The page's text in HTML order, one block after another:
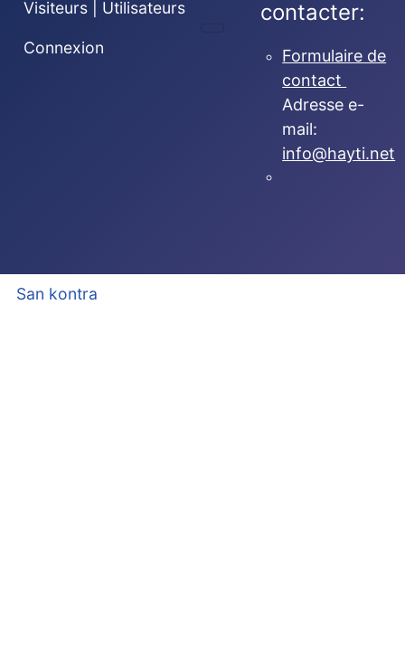
Visiteurs | Utilisateurs
Connexion
contacter:
Formulaire de
contact
Adresse e-
mail:
info@hayti.net
San kontra